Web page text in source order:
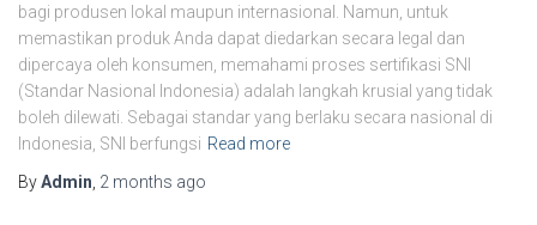
bagi produsen lokal maupun internasional. Namun, untuk
memastikan produk Anda dapat diedarkan secara legal dan
dipercaya oleh konsumen, memahami proses sertifikasi SNI
(Standar Nasional Indonesia) adalah langkah krusial yang tidak
boleh dilewati. Sebagai standar yang berlaku secara nasional di
Indonesia, SNI berfungsi Read more
ByAdmin 2 months ago